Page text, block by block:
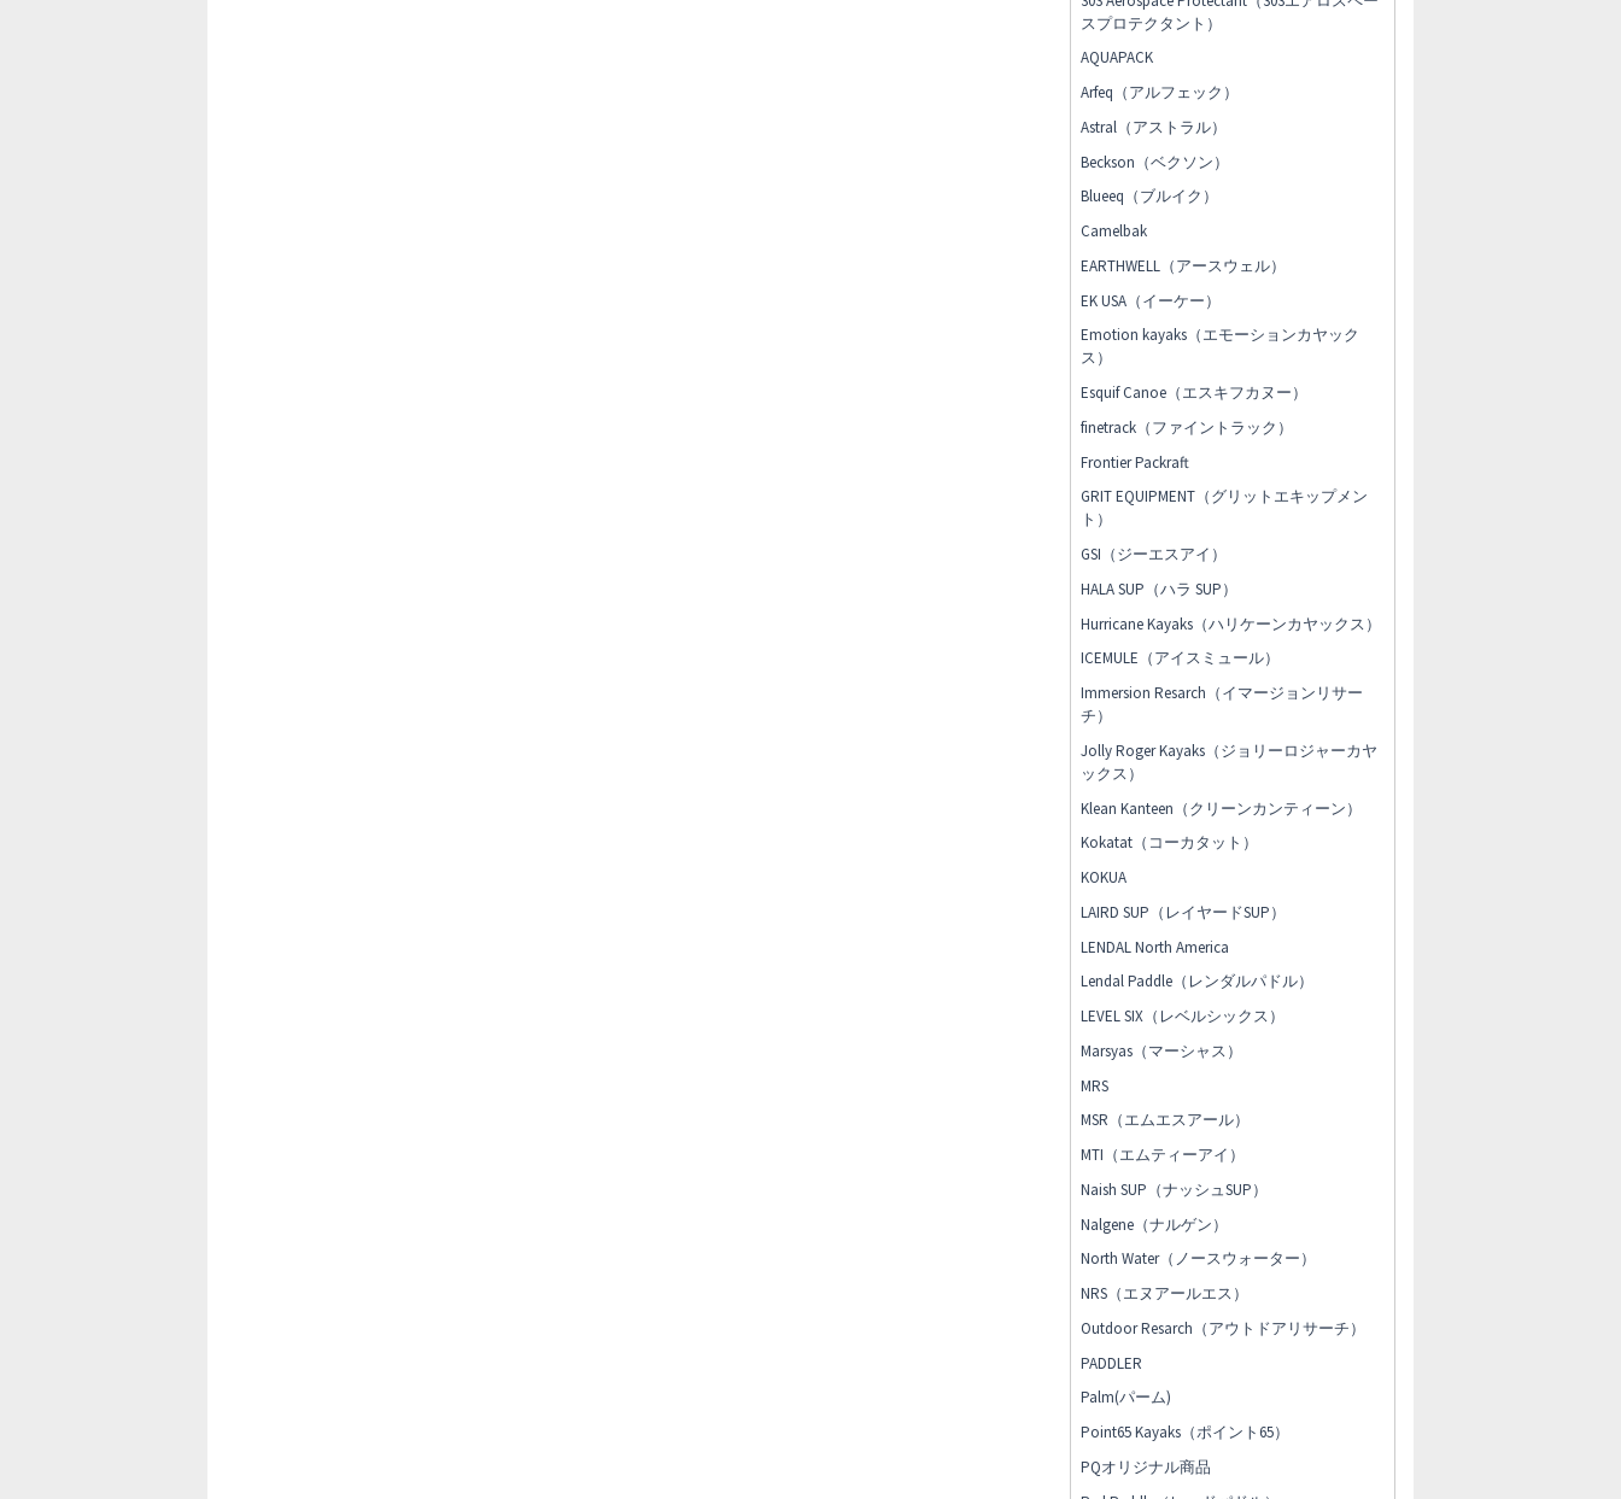
スプロテクタント）
AQUAPACK
Arfeq（アルフェック）
Astral（アストラル）
Beckson（ベクソン）
Blueeq（ブルイク）
Camelbak
EARTHWELL（アースウェル）
EK USA（イーケー）
Emotion kayaks（エモーションカヤック
ス）
Esquif Canoe（エスキフカヌー）
finetrack（ファイントラック）
Frontier Packraft
GRIT EQUIPMENT（グリットエキップメン
ト）
GSI（ジーエスアイ）
HALA SUP（ハラ SUP）
Hurricane Kayaks（ハリケーンカヤックス）
ICEMULE（アイスミュール）
Immersion Resarch（イマージョンリサー
チ）
Jolly Roger Kayaks（ジョリーロジャーカヤ
ックス）
Klean Kanteen（クリーンカンティーン）
Kokatat（コーカタット）
KOKUA
LAIRD SUP（レイヤードSUP）
LENDAL North America
Lendal Paddle（レンダルパドル）
LEVEL SIX（レベルシックス）
Marsyas（マーシャス）
MRS
MSR（エムエスアール）
MTI（エムティーアイ）
Naish SUP（ナッシュSUP）
Nalgene（ナルゲン）
North Water（ノースウォーター）
NRS（エヌアールエス）
Outdoor Resarch（アウトドアリサーチ）
PADDLER
Palm(パーム)
Point65 Kayaks（ポイント65）
PQオリジナル商品